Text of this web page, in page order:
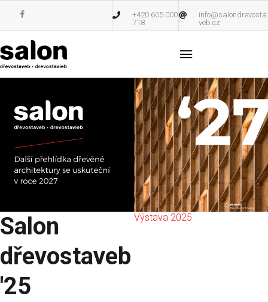
+420 605 000
718
info@salondrevosta
veb.cz
Salon
dřevostaveb
'25
Výstava 2025